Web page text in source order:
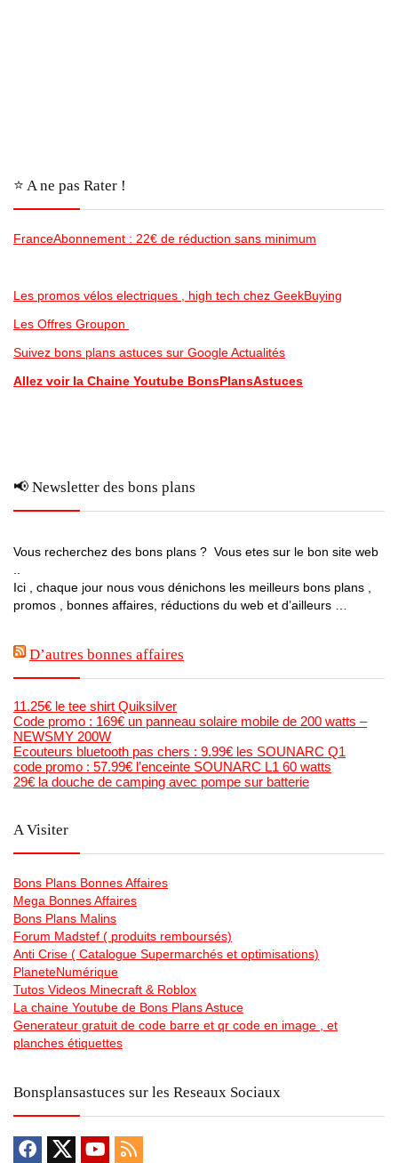
⭐️ A ne pas Rater !
FranceAbonnement : 22€ de réduction sans minimum
Les promos vélos electriques , high tech chez GeekBuying
Les Offres Groupon
Suivez bons plans astuces sur Google Actualités
Allez voir la Chaine Youtube BonsPlansAstuces
📢 Newsletter des bons plans
Vous recherchez des bons plans ? Vous etes sur le bon site web
Ici , chaque jour nous vous dénichons les meilleurs bons plans ,
promos , bonnes affaires, réductions du web et d’ailleurs …
D’autres bonnes affaires
11.25€ le tee shirt Quiksilver
Code promo : 169€ un panneau solaire mobile de 200 watts –
NEWSMY 200W
Ecouteurs bluetooth pas chers : 9.99€ les SOUNARC Q1
code promo : 57.99€ l’enceinte SOUNARC L1 60 watts
29€ la douche de camping avec pompe sur batterie
A Visiter
Bons Plans Bonnes Affaires
Mega Bonnes Affaires
Bons Plans Malins
Forum Madstef ( produits remboursés)
Anti Crise ( Catalogue Supermarchés et optimisations)
PlaneteNumérique
Tutos Videos Minecraft & Roblox
La chaine Youtube de Bons Plans Astuce
Generateur gratuit de code barre et qr code en image , et
planches étiquettes
Bonsplansastuces sur les Reseaux Sociaux